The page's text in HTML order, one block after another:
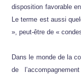
disposition favorable
Le terme est aussi
», peut-être de «
Dans le monde de la
de